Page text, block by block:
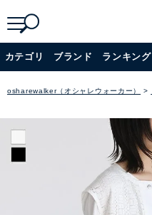
カテゴリ ブランド ランキング
osharewalker（オシャレウォーカー）